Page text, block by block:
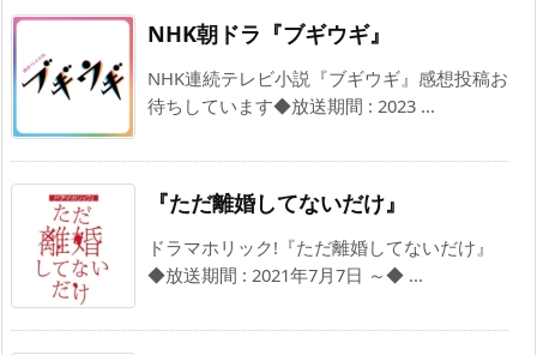
NHK朝ドラ『ブギウギ』
NHK連続テレビ小説『ブギウギ』感想投稿お
待ちしています◆放送期間 : 2023 ...
『ただ離婚してないだけ』
ドラマホリック!『ただ離婚してないだけ』
◆放送期間 : 2021年7月7日 ～◆ ...